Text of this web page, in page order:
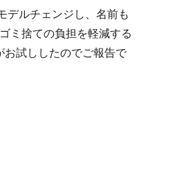
デルチェンジし、名前も
ミ捨ての負担を軽減する
お試ししたのでご報告で